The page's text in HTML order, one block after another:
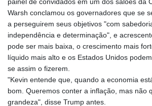
Warsh conclamou os governadores que se
a perseguirem seus objetivos "com
independência e determinação", e
pode ser mais baixa, o crescimento mais
líquido mais alto e os Estados Unidos
se assim o fizerem.
"Kevin entende que, quando a economia
bom. Queremos conter a inflação, mas não
grandeza", disse Trump antes.